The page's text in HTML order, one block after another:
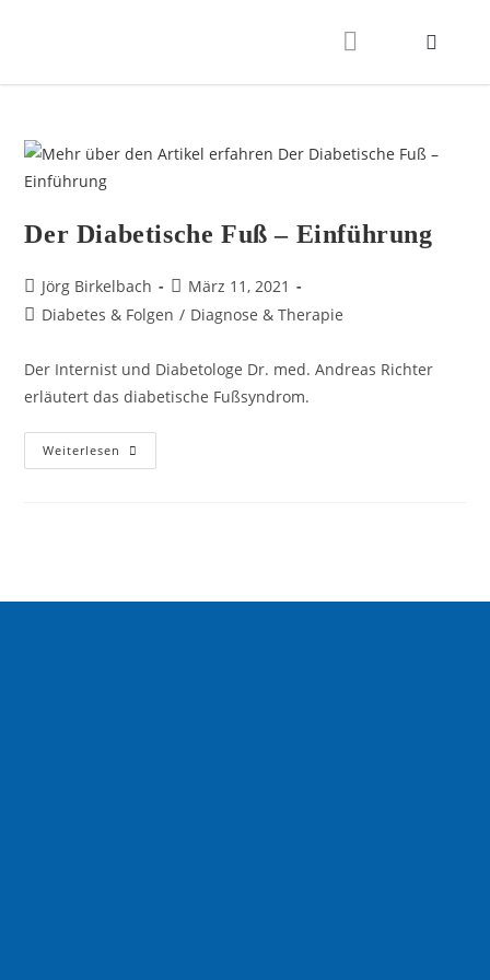
Der Diabetische Fuß – Einführung
Jörg Birkelbach
März 11, 2021
Diabetes & Folgen / Diagnose & Therapie
Der Internist und Diabetologe Dr. med. Andreas Richter
erläutert das diabetische Fußsyndrom.
Weiterlesen